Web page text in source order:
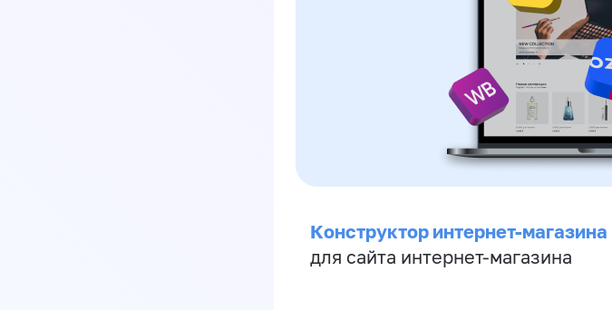
Конструктор интернет-магазина
для сайта интернет-магазина